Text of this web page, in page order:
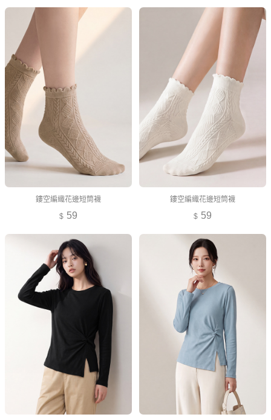
鏤空編織花邊短筒襪
59
鏤空編織花邊短筒襪
59